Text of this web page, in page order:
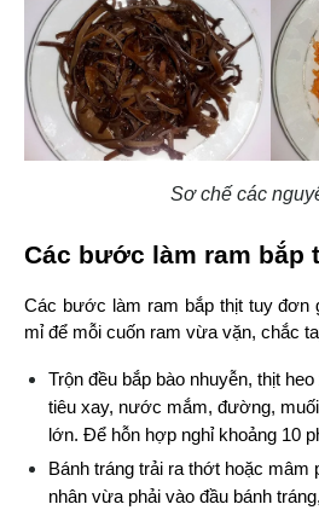
Sơ chế các
Các bước làm ram bắp
Các bước làm ram bắp thịt tuy đơn
mỉ để mỗi cuốn ram vừa vặn, chắc
Trộn đều bắp bào nhuyễn, thịt
tiêu xay, nước mắm, đường,
lớn. Để hỗn hợp nghỉ khoảng 10
Bánh tráng trải ra thớt hoặc mâm
nhân vừa phải vào đầu bánh